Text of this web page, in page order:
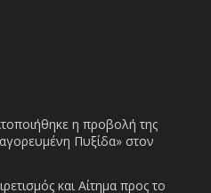
η προβολή της
Πυξίδα» στον
και Αίτημα προς το